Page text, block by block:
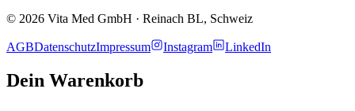
© 2026 Vita Med GmbH · Reinach BL, Schweiz
AGBDatenschutzImpressum Instagram LinkedIn
Dein Warenkorb